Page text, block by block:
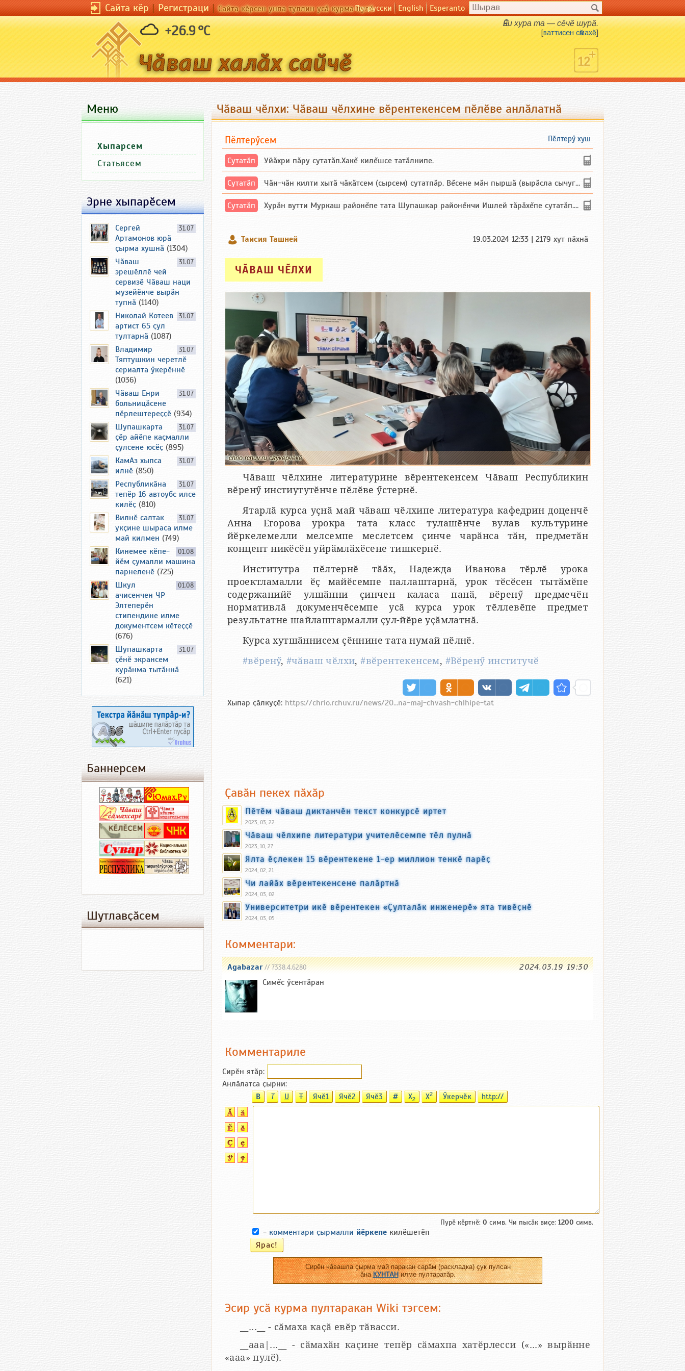
Сайта кӗр|Регистраци|Сайта кӗрсен унпа туллин усӑ курма пулӗПо-русски English Esperanto
+26.9 °C Ӗни хура та — сӗчӗ шурӑ.
[ваттисен сӑмахӗ]
Чӑваш чӗлхи: Чӑваш чӗлхине вӗрентекенсем пӗлӗве анлӑлатнӑ
Пӗлтерӳ хуш
Пӗлтерӳсем
Сутатӑп Уйăхри пăру сутатăп.Хакĕ килĕшсе татăлнипе.
Сутатӑп Чăн-чăн килти хытă чăкăтсем (сырсем) сутатпăр. Вĕсене мăн пыршă (вырăсла сычуг) ...
Сутатӑп Хурăн вутти Муркаш районĕпе тата Шупашкар районĕнчи Ишлей тăрăхĕпе сутатăп. Ха...
Таисия Ташней 19.03.2024 12:33 | 2179 хут пӑхнӑ
ЧӐВАШ ЧӖЛХИ
chrio.rchuv.ru сӑнӳкерчӗкӗ
Чӑваш чӗлхине литературине вӗрентекенсем Чӑваш Республикин
вӗренӳ инстиутутӗнче пӗлӗве ӳстернӗ.
Ятарлӑ курса уҫнӑ май чӑваш чӗлхипе литература кафедрин доценчӗ
Анна Егорова урокра тата класс тулашӗнче вулав культурине
йӗркелемелли мелсемпе меслетсем ҫинче чарӑнса тӑн, предметӑн
концепт никӗсӗн уйрӑмлӑхӗсене тишкернӗ.
Институтра пӗлтернӗ тӑӑх, Надежда Иванова тӗрлӗ урока
проектламалли ӗҫ майӗсемпе паллаштарнӑ, урок тӗсӗсен тытӑмӗпе
содержанийӗ улшӑнни ҫинчен каласа панӑ, вӗренӳ предмечӗн
нормативлӑ докуменчӗсемпе усӑ курса урок тӗллевӗпе предмет
результатне шайлаштармалли ҫул-йӗре уҫӑмлатнӑ.
Курса хутшӑннисем ҫӗннине тата нумай пӗлнӗ.
#вӗренӳ, #чӑваш чӗлхи,#вӗрентекенсем, #Вӗренӳ институчӗ
Хыпар ҫӑлкуҫӗ: https://chrio.rchuv.ru/news/20...na-maj-chvash-chlhipe-tat
Ҫавӑн пекех пӑхӑр
Пӗтӗм чӑваш диктанчӗн текст конкурсӗ иртет
2023, 03, 22
Чӑваш чӗлхипе литератури учителӗсемпе тӗл пулнӑ
2023, 10, 27
Ялта ӗҫлекен 15 вӗрентекене 1-ер миллион тенкӗ парӗҫ
2024, 02, 21
Чи лайӑх вӗрентекенсене палӑртнӑ
2024, 03, 02
Университетри икӗ вӗрентекен «Ҫулталӑк инженерӗ» ята тивӗҫнӗ
2024, 03, 05
Комментари:
Agabazar// 7338.4.6280
2024.03.19 19:30
Симĕс ӳсентăран
Комментариле
Сирӗн ятӑp:
Анлӑлатса ҫырни:
B T U T Ячӗ1 Ячӗ2 Ячӗ3 # X2 X2 Ӳкерчӗк http://
Пурӗ кӗртнӗ: 0 симв. Чи пысӑк виҫе: 1200 симв.
- комментари ҫырмалли йӗркепе килӗшетӗп
Сирӗн чӑвашла ҫырма май паракан сарӑм (раскладка) ҫук пулсан
ӑнаКУНТАНилме пултаратӑр.
Эсир усӑ курма пултаракан Wiki тэгсем:
__...__ - сӑмаха каҫӑ евӗр тӑвасси.
__aaa|...__ - сӑмахӑн каҫине тепӗр сӑмахпа хатӗрлесси («...» вырӑнне
«ааа» пулӗ).
Меню
Хыпарсем
Статьясем
Эрне хыпарӗсем
31.07
Сергей
Артамонов юрӑ
ҫырма хушнӑ (1304)
31.07
Чӑваш
эрешӗллӗ чей
сервизӗ Чӑваш наци
музейӗнче вырӑн
тупнӑ (1140)
31.07
Николай Котеев
артист 65 ҫул
тултарнӑ (1087)
31.07
Владимир
Тяптушкин черетлӗ
сериалта ӳкерӗннӗ
(1036)
31.07
Чӑваш Енри
больницӑсене
пӗрлештереҫҫӗ (934)
31.07
Шупашкарта
ҫӗр айӗпе каҫмалли
ҫулсене юсӗҫ (895)
31.07
КамАз хыпса
илнӗ (850)
31.07
Республикӑна
тепӗр 16 автоубс илсе
килӗҫ (810)
31.07
Вилнӗ салтак
укҫине шыраса илме
май килмен (749)
01.08
Кинемее кӗпе-
йӗм ҫумалли машина
парнеленӗ (725)
01.08
Шкул
ачисенчен ЧР
Элтеперӗн
стипендине илме
документсем кӗтеҫҫӗ
(676)
31.07
Шупашкарта
ҫӗнӗ экрансем
курӑнма тытӑннӑ
(621)
Баннерсем
Шутлавҫӑсем